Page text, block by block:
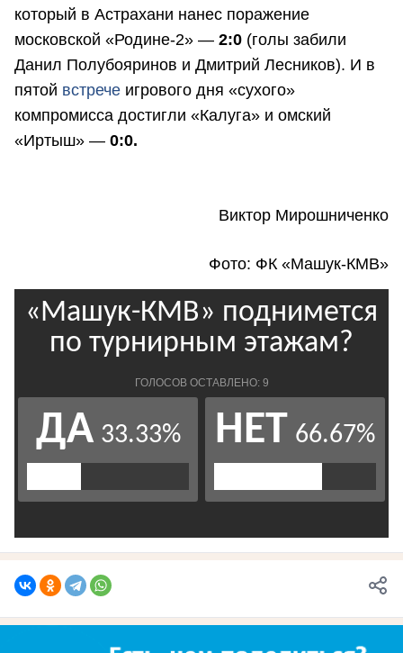
который в Астрахани нанес поражение
московской «Родине-2» — 2:0 (голы забили
Данил Полубояринов и Дмитрий Лесников). И в
пятой встрече игрового дня «сухого»
компромисса достигли «Калуга» и омский
«Иртыш» — 0:0.
Виктор Мирошниченко
Фото: ФК «Машук-КМВ»